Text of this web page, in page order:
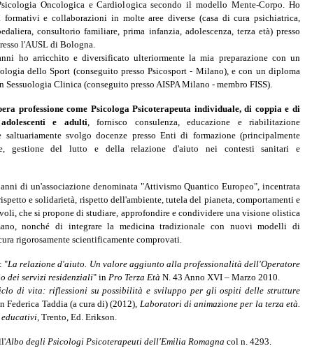
Oncologica e Cardiologica secondo il modello Mente-Corpo. Ho
e collaborazioni in molte aree diverse (casa di cura psichiatrica,
consultorio familiare, prima infanzia, adolescenza, terza età) presso
l'AUSL di Bologna.
ho arricchito e diversificato ulteriormente la mia preparazione con un
dello Sport (conseguito presso Psicosport - Milano), e con un diploma
Sessuologia Clinica (conseguito presso AISPA Milano - membro FISS).
professione come Psicologa Psicoterapeuta individuale, di coppia e di
e adulti, fornisco consulenza, educazione e riabilitazione
saltuariamente svolgo docenze presso Enti di formazione (principalmente
gestione del lutto e della relazione d'aiuto nei contesti sanitari e
di un'associazione denominata "Attivismo Quantico Europeo", incentrata
e solidarietà, rispetto dell'ambiente, tutela del pianeta, comportamenti e
che si propone di studiare, approfondire e condividere una visione olistica
nonché di integrare la medicina tradizionale con nuovi modelli di
rigorosamente scientificamente comprovati.
"La relazione d'aiuto. Un valore aggiunto alla professionalità dell'Operatore
dei servizi residenziali" in Pro Terza Età N. 43 Anno XVI – Marzo 2010.
di vita: riflessioni su possibilità e sviluppo per gli ospiti delle strutture
Federica Taddia (a cura di) (2012), Laboratori di animazione per la terza età.
educativi, Trento, Ed. Erikson.
Albo degli Psicologi Psicoterapeuti dell'Emilia Romagna col n. 4293.